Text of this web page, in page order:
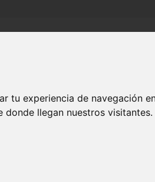
tu experiencia de navegación
llegan nuestros visitantes.
MUNICIPIOS